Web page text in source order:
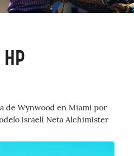
de Wynwood en Miami por
israelí Neta Alchimister